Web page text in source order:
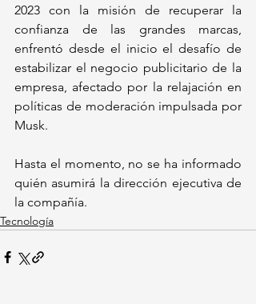
2023 con la misión de recuperar la
confianza de las grandes marcas,
enfrentó desde el inicio el desafío de
estabilizar el negocio publicitario de la
empresa, afectado por la relajación en
políticas de moderación impulsada por
Musk.
Hasta el momento, no se ha informado
quién asumirá la dirección ejecutiva de
la compañía.
Tecnología